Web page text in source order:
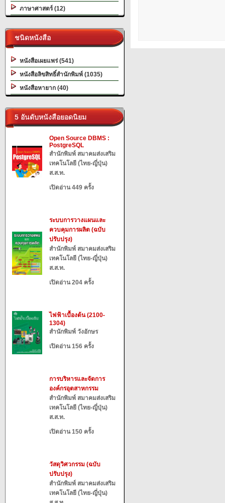
ภาษาศาสตร์ (12)
ชนิดหนังสือ
หนังสือเผยแพร่ (541)
หนังสือลิขสิทธิ์สำนักพิมพ์ (1035)
หนังสือหายาก (40)
5 อันดับหนังสือยอดนิยม
Open Source DBMS :
PostgreSQL
สำนักพิมพ์ สมาคมส่งเสริม
เทคโนโลยี (ไทย-ญี่ปุ่น)
ส.ส.ท.
เปิดอ่าน 449 ครั้ง
ระบบการวางแผนและ
ควบคุมการผลิต (ฉบับ
ปรับปรุง)
สำนักพิมพ์ สมาคมส่งเสริม
เทคโนโลยี (ไทย-ญี่ปุ่น)
ส.ส.ท.
เปิดอ่าน 204 ครั้ง
ไฟฟ้าเบื้องต้น (2100-
1304)
สำนักพิมพ์ วังอักษร
เปิดอ่าน 156 ครั้ง
การบริหารและจัดการ
องค์กรอุตสาหกรรม
สำนักพิมพ์ สมาคมส่งเสริม
เทคโนโลยี (ไทย-ญี่ปุ่น)
ส.ส.ท.
เปิดอ่าน 150 ครั้ง
วัสดุวิศวกรรม (ฉบับ
ปรับปรุง)
สำนักพิมพ์ สมาคมส่งเสริม
เทคโนโลยี (ไทย-ญี่ปุ่น)